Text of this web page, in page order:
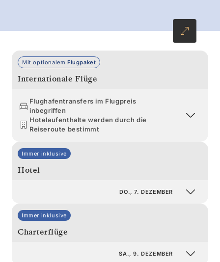
Mit optionalem Flugpaket
Internationale Flüge
Flughafentransfers im Flugpreis
inbegriffen
Hotelaufenthalte werden durch die
Reiseroute bestimmt
Immer inklusive
Hotel
DO., 7. DEZEMBER
Immer inklusive
Charterflüge
SA., 9. DEZEMBER